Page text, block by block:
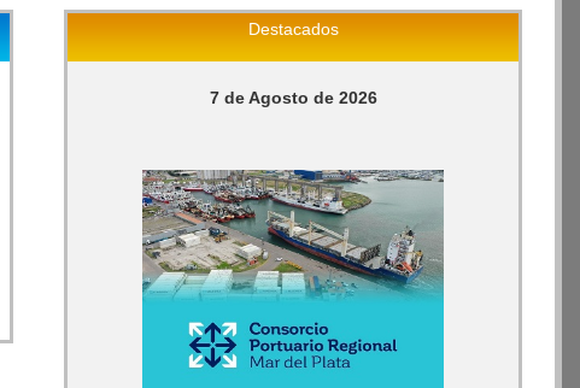
Destacados
7 de Agosto de 2026